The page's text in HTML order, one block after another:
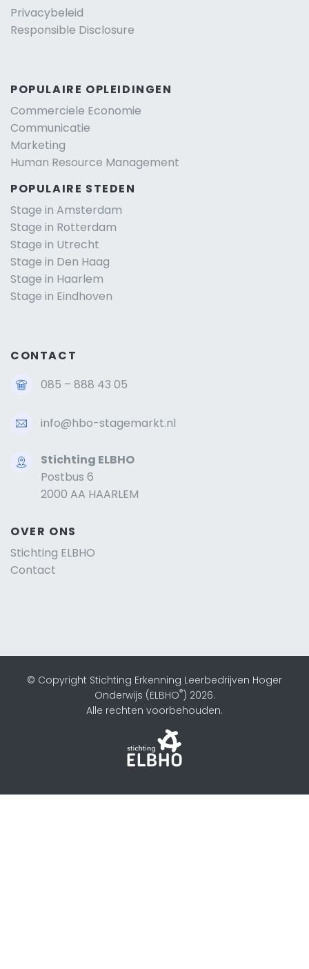
Privacybeleid
Responsible Disclosure
POPULAIRE OPLEIDINGEN
Commerciele Economie
Communicatie
Marketing
Human Resource Management
POPULAIRE STEDEN
Stage in Amsterdam
Stage in Rotterdam
Stage in Utrecht
Stage in Den Haag
Stage in Haarlem
Stage in Eindhoven
CONTACT
085 – 888 43 05
info@hbo-stagemarkt.nl
Stichting ELBHO
Postbus 6
2000 AA HAARLEM
OVER ONS
Stichting ELBHO
Contact
© Copyright Stichting Erkenning Leerbedrijven Hoger
Onderwijs (ELBHO®) 2026.
Alle rechten voorbehouden.